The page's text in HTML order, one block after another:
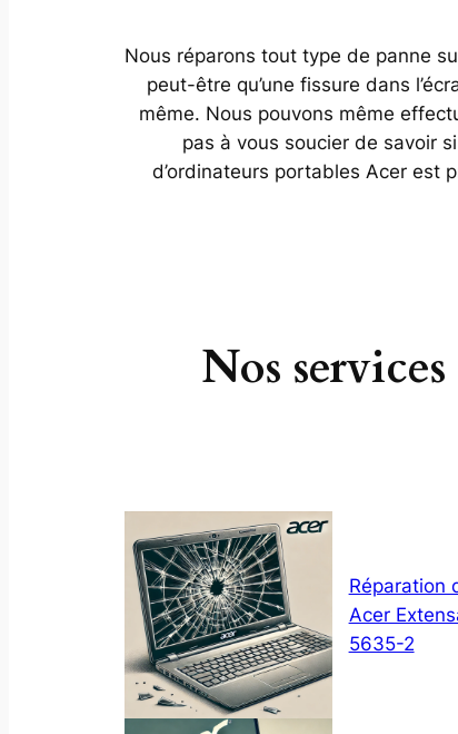
Nous réparons tout type de panne
peut-être qu’une fissure dans
même. Nous pouvons même
pas à vous soucier de savoir
d’ordinateurs portables Acer est
Nos
Réparation
Acer
5635-2